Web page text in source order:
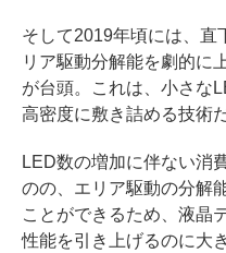
そして2019年頃には、直
リア駆動分解能を劇的に
が台頭。これは、小さな
高密度に敷き詰める技術だ
LED数の増加に伴ない消
のの、エリア駆動の分解
ことができるため、液晶
性能を引き上げるのに大